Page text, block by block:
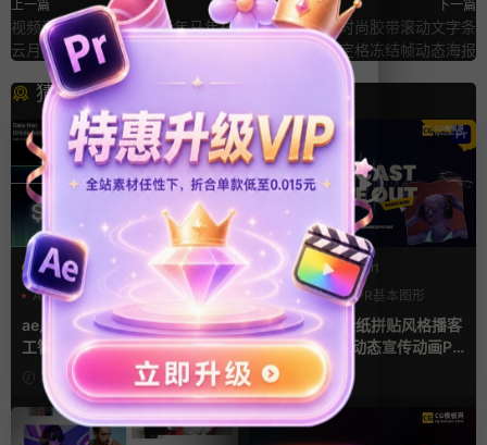
上一篇
视频素材 16个4K中国新年马年祥
云月亮灯笼红包叠加层MOV动画
下一篇
AE竖屏模板 时尚胶带滚动文字条
人物定格冻结帧动态海报
猜你喜欢
AE模板
AI
产品介绍 产品宣传
ae片头模板 36秒科技感AI人
工智能SaaS产品图文数据展示
宣传视频AE模板
2天前
PR基本图形mogrt
LOGO动画
PR基本图形
复古风
pr模板 做旧撕纸拼贴风格播客
节目开场介绍动态宣传动画PR
模版4天前